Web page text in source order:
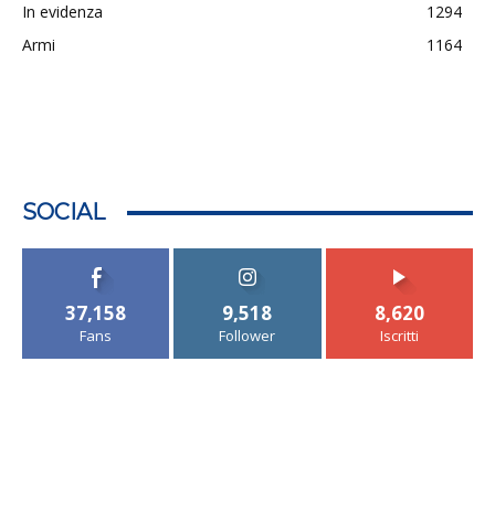
In evidenza
1294
Armi
1164
SOCIAL
37,158
Fans
9,518
Follower
8,620
Iscritti